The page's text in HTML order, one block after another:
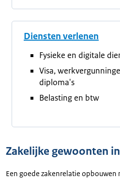
Diensten verlenen
Fysieke en digitale
Visa,
diploma's
Belasting en btw
Zakelijke gewoonten
Een goede zakenrelatie